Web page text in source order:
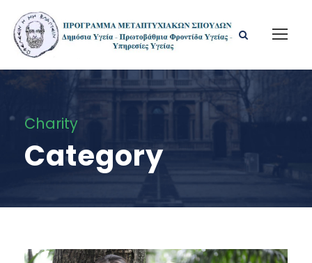
Charity
Category